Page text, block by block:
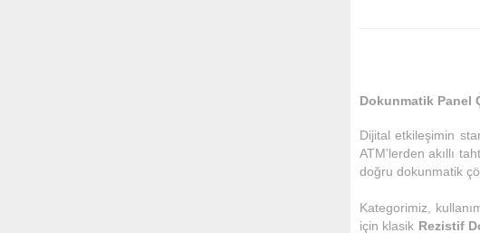
Dokunmatik Panel
Dijital etkileşimin
ATM'lerden akıllı
doğru dokunmatik
Kategorimiz,
için klasik Rezistif